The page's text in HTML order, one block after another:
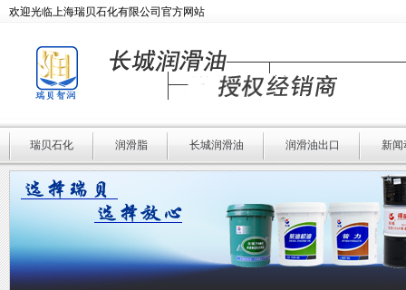
欢迎光临上海瑞贝石化有限公司官方网站
瑞贝石化 润滑脂 长城润滑油 润滑油出口 新闻